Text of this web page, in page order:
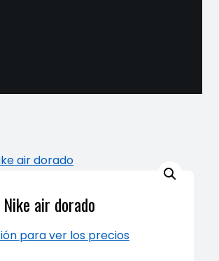
air dorado
para ver los precios